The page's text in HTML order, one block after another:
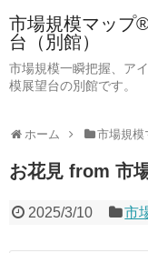
市場規模マップ
台（別館）
市場規模一瞬把握、ア
模展望台の別館です。
ホーム 市場規模
お花見 from 市
2025/3/10 市